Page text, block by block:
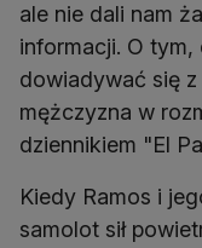
ale nie dali nam
informacji. O
dowiadywać się
mężczyzna w
dziennikiem "El
Kiedy Ramos i
samolot sił